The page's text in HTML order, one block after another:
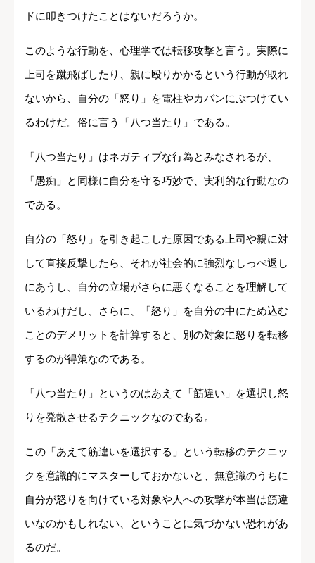
ドに叩きつけたことはないだろうか。
このような行動を、心理学では転移攻撃と言う。実際に
上司を蹴飛ばしたり、親に殴りかかるという行動が取れ
ないから、自分の「怒り」を電柱やカバンにぶつけてい
るわけだ。俗に言う「八つ当たり」である。
「八つ当たり」はネガティブな行為とみなされるが、
「愚痴」と同様に自分を守る巧妙で、実利的な行動なの
である。
自分の「怒り」を引き起こした原因である上司や親に対
して直接反撃したら、それが社会的に強烈なしっぺ返し
にあうし、自分の立場がさらに悪くなることを理解して
いるわけだし、さらに、「怒り」を自分の中にため込む
ことのデメリットを計算すると、別の対象に怒りを転移
するのが得策なのである。
「八つ当たり」というのはあえて「筋違い」を選択し怒
りを発散させるテクニックなのである。
この「あえて筋違いを選択する」という転移のテクニッ
クを意識的にマスターしておかないと、無意識のうちに
自分が怒りを向けている対象や人への攻撃が本当は筋違
いなのかもしれない、ということに気づかない恐れがあ
るのだ。